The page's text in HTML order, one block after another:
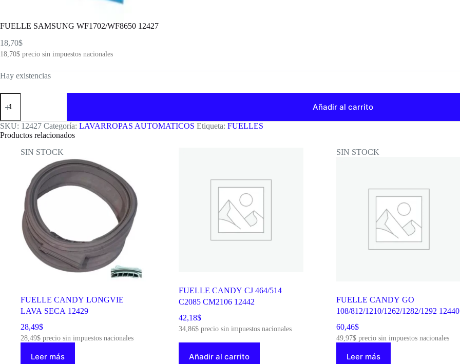
FUELLE SAMSUNG WF1702/WF8650 12427
18,70$
18,70$ precio sin impuestos nacionales
Hay existencias
FUELLE
SAMSUNG
12427
cantidad
Añadir al carrito
SKU: 12427 Categoría: LAVARROPAS AUTOMATICOS Etiqueta: FUELLES
Productos relacionados
SIN STOCK
FUELLE CANDY LONGVIE
LAVA SECA 12429
28,49$
28,49$ precio sin impuestos nacionales
Leer más
FUELLE CANDY CJ 464/514
C2085 CM2106 12442
42,18$
34,86$precio sin impuestos nacionales
Añadir al carrito
SIN STOCK
FUELLE CANDY GO
108/812/1210/1262/1282/1292 12440
60,46$
49,97$ precio sin impuestos nacionales
Leer más